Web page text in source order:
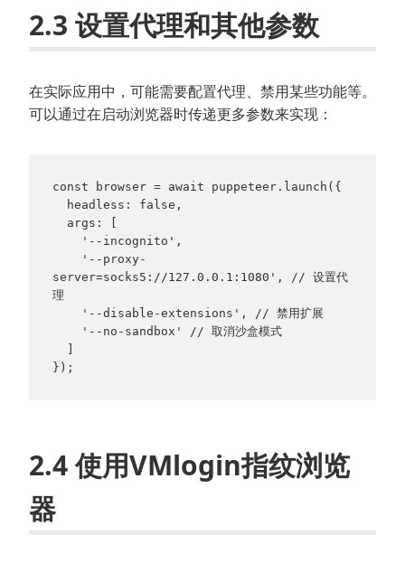
2.3 设置代理和其他参数
在实际应用中，可能需要配置代理、禁用某些功能等。
可以通过在启动浏览器时传递更多参数来实现：
const browser = await puppeteer.launch({
server=socks5://127.0.0.1:1080', // 设置代
理
});
2.4 使用VMlogin指纹浏览
器